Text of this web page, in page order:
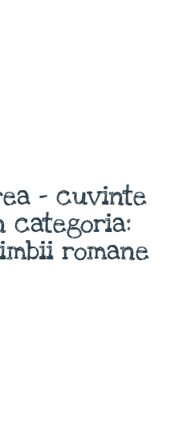
- cuvinte
categoria:
romane